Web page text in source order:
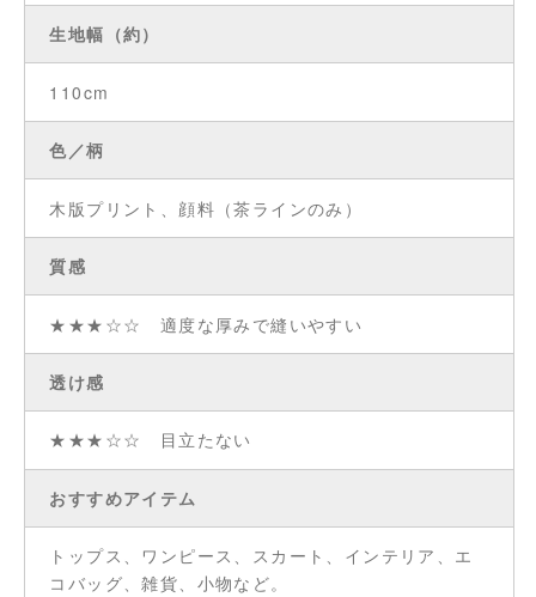
生地幅（約）
110cm
色／柄
木版プリント、顔料（茶ラインのみ）
質感
★★★☆☆ 適度な厚みで縫いやすい
透け感
★★★☆☆ 目立たない
おすすめアイテム
トップス、ワンピース、スカート、インテリア、エ
コバッグ、雑貨、小物など。